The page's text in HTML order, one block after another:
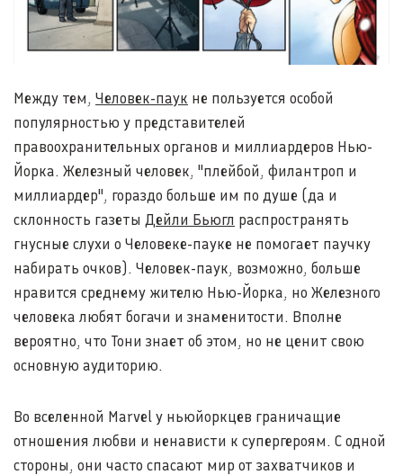
Между тем, Человек-паук не пользуется особой
популярностью у представителей
правоохранительных органов и миллиардеров Нью-
Йорка. Железный человек, "плейбой, филантроп и
миллиардер", гораздо больше им по душе (да и
склонность газеты Дейли Бьюгл распространять
гнусные слухи о Человеке-пауке не помогает паучку
набирать очков). Человек-паук, возможно, больше
нравится среднему жителю Нью-Йорка, но Железного
человека любят богачи и знаменитости. Вполне
вероятно, что Тони знает об этом, но не ценит свою
основную аудиторию.
Во вселенной Marvel у ньюйоркцев граничащие
отношения любви и ненависти к супергероям. С одной
стороны, они часто спасают мир от захватчиков и